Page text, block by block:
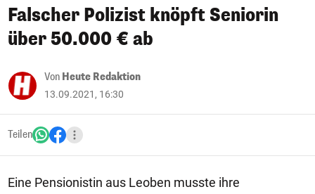
Falscher Polizist knöpft Seniorin
über 50.000 € ab
Von Heute Redaktion
13.09.2021, 16:30
Teilen
Eine Pensionistin aus Leoben musste ihre